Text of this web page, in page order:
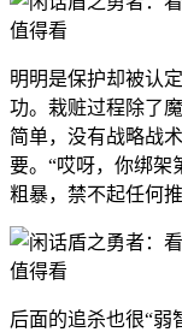
明明是保护却被认
功。栽赃过程除了
简单，没有战略战
要。“哎呀，你绑架
粗暴，禁不起任何
后面的追杀也很“弱